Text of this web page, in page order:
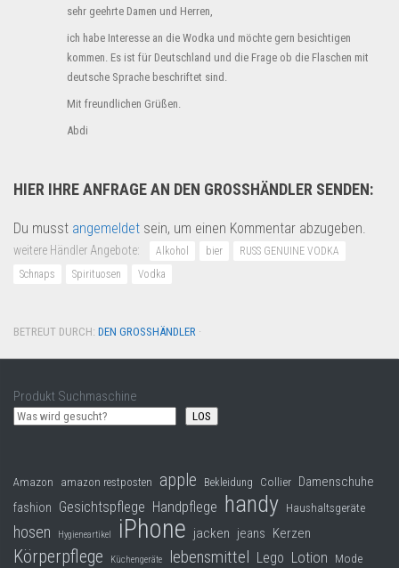
sehr geehrte Damen und Herren,
ich habe Interesse an die Wodka und möchte gern besichtigen
kommen. Es ist für Deutschland und die Frage ob die Flaschen mit
deutsche Sprache beschriftet sind.
Mit freundlichen Grüßen.
Abdi
HIER IHRE ANFRAGE AN DEN GROSSHÄNDLER SENDEN:
Du musst angemeldet sein, um einen Kommentar abzugeben.
weitere Händler Angebote: Alkohol bier
RUSS GENUINE VODKA
Schnaps
Spirituosen Vodka
BETREUT DURCH: DEN GROSSHÄNDLER ·
Produkt Suchmaschine
LOS
Amazon amazon restposten apple Bekleidung Collier Damenschuhe
fashion Gesichtspflege Handpflege handy Haushaltsgeräte
hosen Hygieneartikel iPhone jacken jeans Kerzen
Körperpflege Küchengeräte lebensmittel Lego Lotion Mode